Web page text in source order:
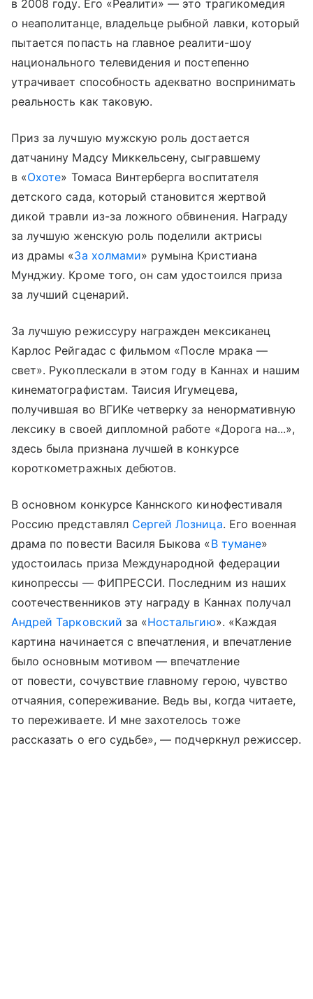
в 2008 году. Его «Реалити» — это трагикомедия
о неаполитанце, владельце рыбной лавки, который
пытается попасть на главное реалити-шоу
национального телевидения и постепенно
утрачивает способность адекватно воспринимать
реальность как таковую.
Приз за лучшую мужскую роль достается
датчанину Мадсу Миккельсену, сыгравшему
в «Охоте» Томаса Винтерберга воспитателя
детского сада, который становится жертвой
дикой травли из-за ложного обвинения. Награду
за лучшую женскую роль поделили актрисы
из драмы «За холмами» румына Кристиана
Мунджиу. Кроме того, он сам удостоился приза
за лучший сценарий.
За лучшую режиссуру награжден мексиканец
Карлос Рейгадас с фильмом «После мрака —
свет». Рукоплескали в этом году в Каннах и нашим
кинематографистам. Таисия Игумецева,
получившая во ВГИКе четверку за ненормативную
лексику в своей дипломной работе «Дорога на...»,
здесь была признана лучшей в конкурсе
короткометражных дебютов.
В основном конкурсе Каннского кинофестиваля
Россию представлял Сергей Лозница. Его военная
драма по повести Василя Быкова «В тумане»
удостоилась приза Международной федерации
кинопрессы — ФИПРЕССИ. Последним из наших
соотечественников эту награду в Каннах получал
Андрей Тарковский за «Ностальгию». «Каждая
картина начинается с впечатления, и впечатление
было основным мотивом — впечатление
от повести, сочувствие главному герою, чувство
отчаяния, сопереживание. Ведь вы, когда читаете,
то переживаете. И мне захотелось тоже
рассказать о его судьбе», — подчеркнул режиссер.